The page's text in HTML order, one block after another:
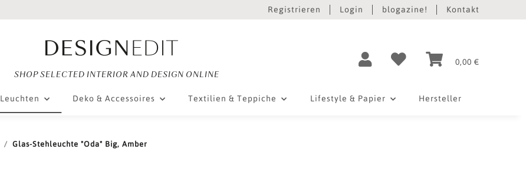
Registrieren Login blogazine! Kontakt
SHOP SELECTED INTERIOR AND DESIGN ONLINE
0,00 €
Leuchten Deko & Accessoires Textilien & Teppiche Lifestyle & Papier Hersteller
Glas-Stehleuchte "Oda" Big, Amber